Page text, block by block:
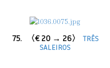
75. 〈€ 20 → 26〉
TRÊS
SALEIROS